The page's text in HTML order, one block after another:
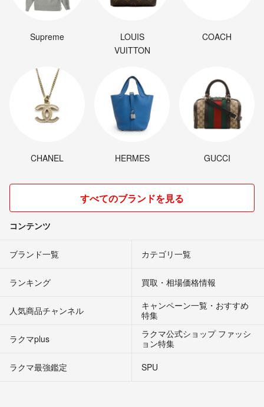
Supreme
LOUIS
VUITTON
COACH
CHANEL HERMES GUCCI
すべてのブランドを見る
コンテンツ
ブランド一覧 カテゴリ一覧
ランキング 買取・相場価格情報
人気商品チャンネル
キャンペーン一覧・おすすめ
特集
ラクマplus
ラクマ公式ショップ ファッシ
ョン特集
ラクマ最強鑑定
SPU